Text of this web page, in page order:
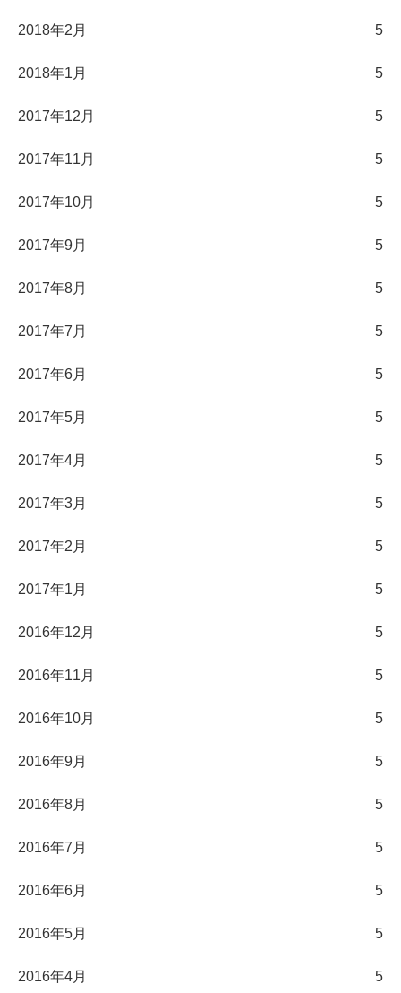
2018年2月 5
2018年1月 5
2017年12月 5
2017年11月 5
2017年10月 5
2017年9月 5
2017年8月 5
2017年7月 5
2017年6月 5
2017年5月 5
2017年4月 5
2017年3月 5
2017年2月 5
2017年1月 5
2016年12月 5
2016年11月 5
2016年10月 5
2016年9月 5
2016年8月 5
2016年7月 5
2016年6月 5
2016年5月 5
2016年4月 5